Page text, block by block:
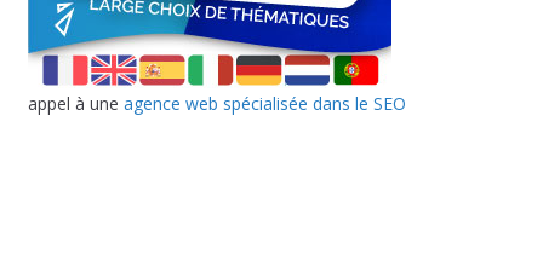
appel à une agence web spécialisée dans le SEO